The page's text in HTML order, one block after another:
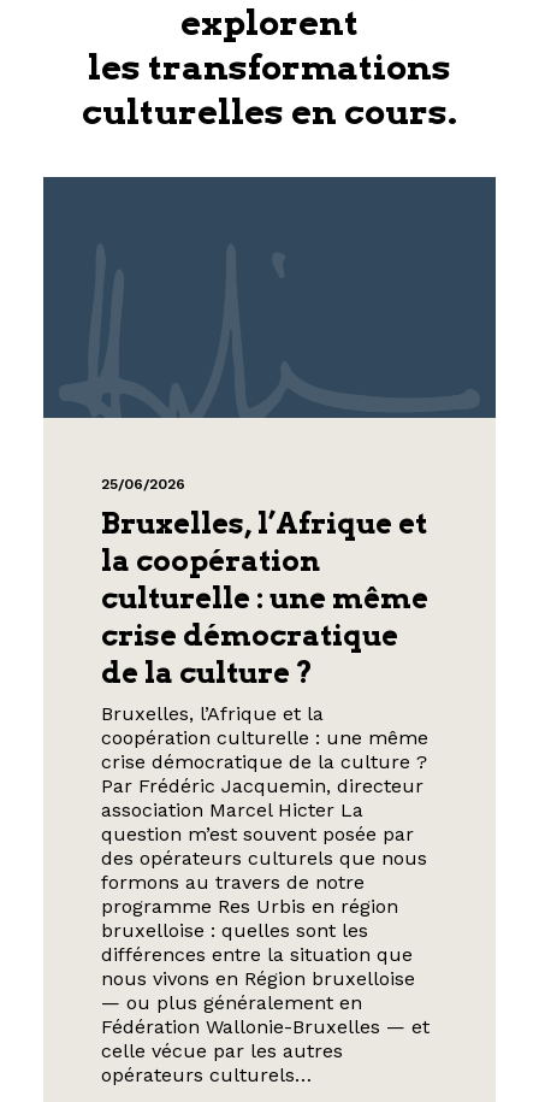
explorent
les transformations
culturelles en cours.
25/06/2026
Bruxelles, l’Afrique et
la coopération
culturelle : une même
crise démocratique
de la culture ?
Bruxelles, l’Afrique et la
coopération culturelle : une même
crise démocratique de la culture ?
Par Frédéric Jacquemin, directeur
association Marcel Hicter La
question m’est souvent posée par
des opérateurs culturels que nous
formons au travers de notre
programme Res Urbis en région
bruxelloise : quelles sont les
différences entre la situation que
nous vivons en Région bruxelloise
— ou plus généralement en
Fédération Wallonie-Bruxelles — et
celle vécue par les autres
opérateurs culturels…